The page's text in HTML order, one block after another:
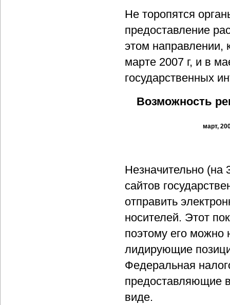
Не торопятся
предоставление
этом направлении,
марте 2007 г, и в
государственных
Возможность
март,
Незначительно (на
сайтов
отправить
носителей. Этот
поэтому его можно
лидирующие
Федеральная
предоставляющие
виде.